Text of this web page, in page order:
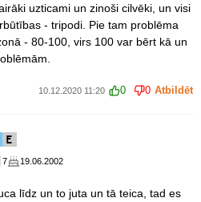
uzticami un zinoši cilvēki, un visi
- tripodi. Pie tam problēma
- 80-100, virs 100 var bērt kā un
10.12.2020 11:20 0 0 Atbildēt
7 19.06.2002
līdz un to juta un tā teica, tad es